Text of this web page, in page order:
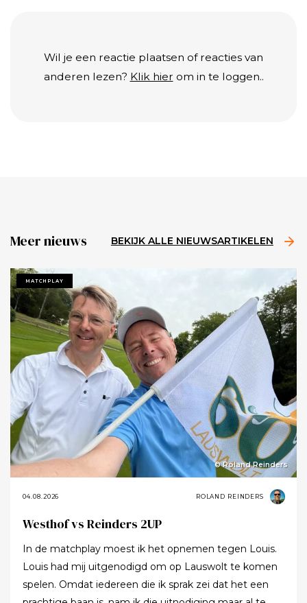
Wil je een reactie plaatsen of reacties van
anderen lezen? Klik hier om in te loggen..
Meer nieuws BEKIJK ALLE NIEUWSARTIKELEN
MATCHPLAY
© Roland Reinders
04.08.2026 ROLAND REINDERS
Westhof vs Reinders 2UP
In de matchplay moest ik het opnemen tegen Louis.
Louis had mij uitgenodigd om op Lauswolt te komen
spelen. Omdat iedereen die ik sprak zei dat het een